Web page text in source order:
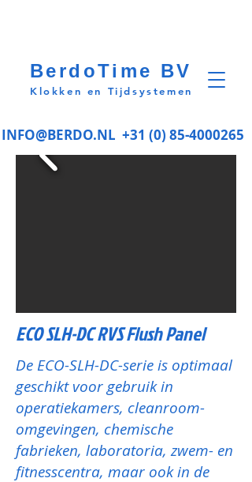
INFO@BERDO.NL +31 (0) 85-4000265
BerdoTime BV
Klokken en Tijdsystemen
ECO SLH-DC RVS Flush Panel
De ECO-SLH-DC-serie is optimaal
geschikt voor gebruik in
operatiekamers, cleanroom-
omgevingen, chemische
fabrieken, laboratoria, zwem- en
fitnesscentra, maar ook in de